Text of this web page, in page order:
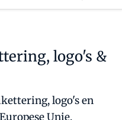
logo's &
logo's en
Unie,